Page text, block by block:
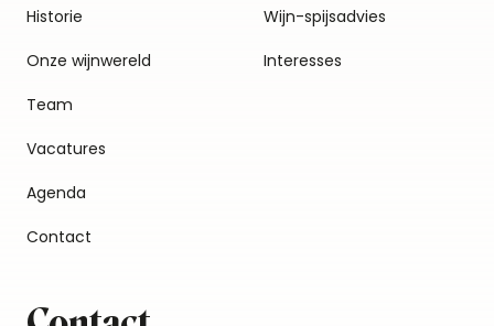
Historie
Onze wijnwereld
Team
Vacatures
Agenda
Contact
Wijn-spijsadvies
Interesses